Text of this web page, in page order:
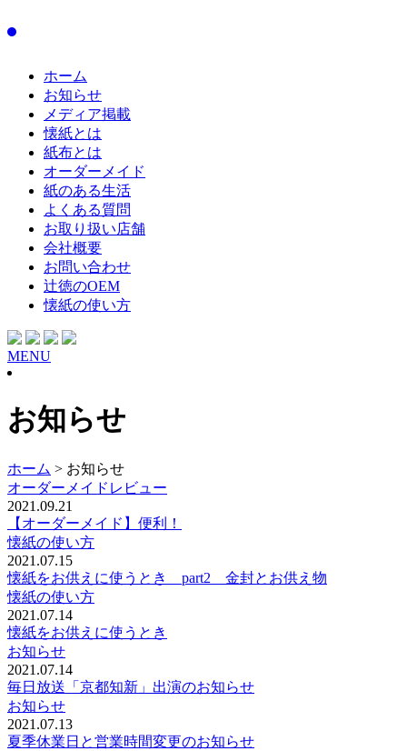
ホーム
お知らせ
メディア掲載
懐紙とは
紙布とは
オーダーメイド
紙のある生活
よくある質問
お取り扱い店舗
会社概要
お問い合わせ
辻徳のOEM
懐紙の使い方
MENU
お知らせ
ホーム > お知らせ
オーダーメイドレビュー
2021.09.21
【オーダーメイド】便利！
懐紙の使い方
2021.07.15
懐紙をお供えに使うとき part2 金封とお供え物
懐紙の使い方
2021.07.14
懐紙をお供えに使うとき
お知らせ
2021.07.14
毎日放送「京都知新」出演のお知らせ
お知らせ
2021.07.13
夏季休業日と営業時間変更のお知らせ